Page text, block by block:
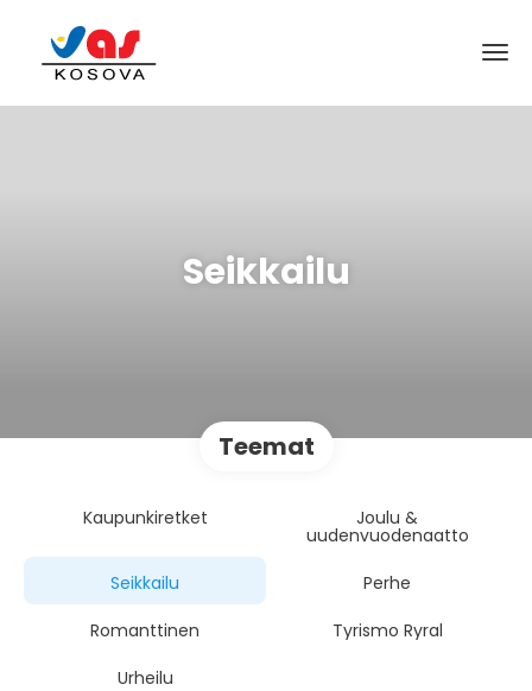
Seikkailu
Teemat
Kaupunkiretket Joulu &
uudenvuodenaatto
Seikkailu
Perhe
Romanttinen
Tyrismo Ryral
Urheilu